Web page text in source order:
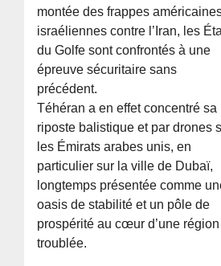
montée des frappes
israéliennes contre l’Iran, les
du Golfe sont confrontés à une
épreuve sécuritaire sans
précédent.
Téhéran a en effet concentré sa
riposte balistique et par drones
les Émirats arabes unis, en
particulier sur la ville de Dubaï,
longtemps présentée comme
oasis de stabilité et un pôle de
prospérité au cœur d’une région
troublée.